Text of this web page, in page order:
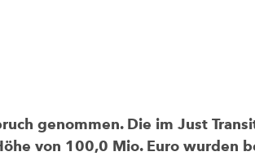
genommen. Die im Just
von 100,0 Mio. Euro wurden